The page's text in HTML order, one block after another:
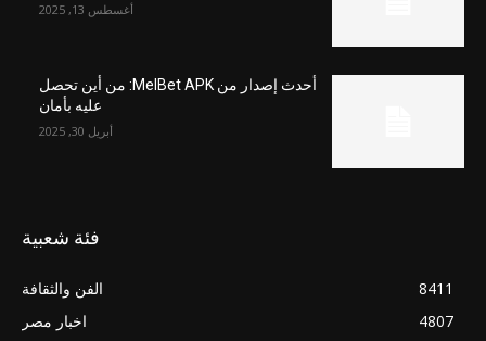
أغسطس 13, 2025
أحدث إصدار من MelBet APK: من أين تحصل
عليه بأمان
أبريل 30, 2025
فئة شعبية
الفن والثقافة
8411
اخبار مصر
4807